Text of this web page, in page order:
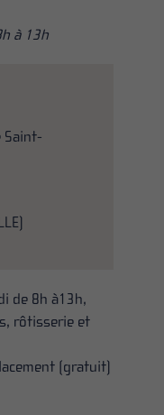
à 13h
Saint-
de 8h à13h,
rôtisserie et
(gratuit)